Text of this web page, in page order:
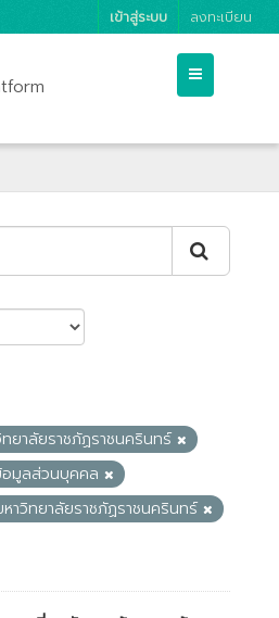
เข้าสู่ระบบ ลงทะเบียน
ทยาลัยราชภัฏราชนครินทร์
มูลส่วนบุคคล
หาวิทยาลัยราชภัฏราชนครินทร์